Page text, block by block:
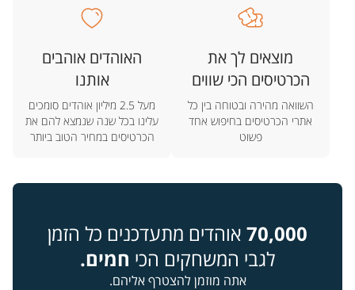
מוצאים לך את
הכרטיסים הכי שווים
השוואה מהירה ובטוחה בין כל
אתרי הכרטיסים בחיפוש אחד
פשוט
האוהדים אוהבים
אותנו
מעל 2.5 מיליון אוהדים סומכים
עלינו בכל שנה שנמצא להם את
הכרטיסים במחיר הטוב ביותר
70,000 אוהדים מתעדכנים כל הזמן
לגבי המשחקים הכי חמים.
אתה מוזמן להצטרף אליהם.